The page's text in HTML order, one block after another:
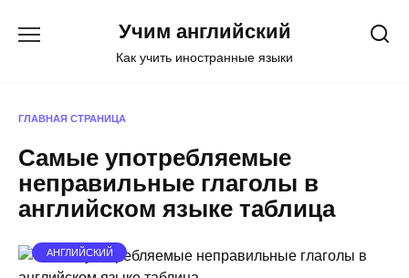
Учим английский
Как учить иностранные языки
ГЛАВНАЯ СТРАНИЦА
Самые употребляемые
неправильные глаголы в
английском языке таблица
АНГЛИЙСКИЙ